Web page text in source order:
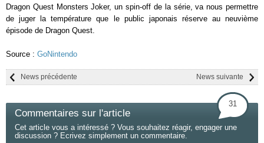
Dragon Quest Monsters Joker, un spin-off de la série, va nous permettre
de juger la température que le public japonais réserve au neuvième
épisode de Dragon Quest.
Source : GoNintendo
News suivante
News précédente
Commentaires sur l'article
31
Cet article vous a intéressé ? Vous souhaitez réagir, engager une
discussion ? Ecrivez simplement un commentaire.